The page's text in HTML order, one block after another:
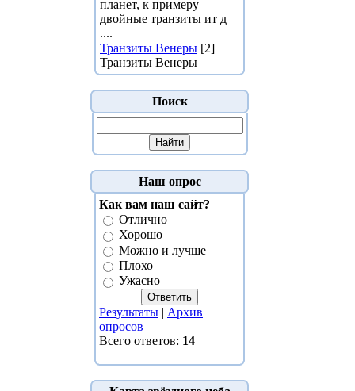
планет, к примеру
двойные транзиты ит д
....
Транзиты Венеры [2]
Транзиты Венеры
Поиск
Наш опрос
Как вам наш сайт?
Отлично
Хорошо
Можно и лучше
Плохо
Ужасно
Результаты | Архив
опросов
Всего ответов: 14